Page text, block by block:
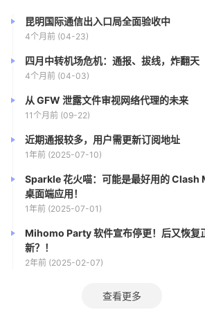
昆明国际通信出入口局全面验收中
4个月前 (04-23)
四月中转机场危机：通报、拔线，炸翻天
4个月前 (04-03)
从 GFW 泄露文件审视网络代理的未来
11个月前 (09-22)
近期通报较多，用户需更新订阅地址
1年前 (2025-07-10)
Sparkle 花火喵：可能是最好用的 Clash
桌面端应用！
1年前 (2025-07-01)
Mihomo Party 软件宣布停更！后又恢复
新？！
2年前 (2025-02-07)
查看更多